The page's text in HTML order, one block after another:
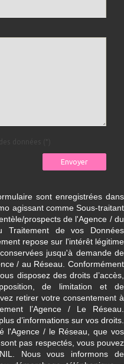
Envoyer
sont enregistrées dans
agissant comme Sous-traitant
prospects de l'Agence / du
Traitement de vos Données
repose sur l'intérêt légitime
jusqu'à demande de
/ au Réseau. Conformément
disposez des droits d’accès,
de limitation et de
retirer votre consentement à
l’Agence / Le Réseau.
d’informations sur vos droits.
l'Agence / le Réseau, que vos
pas respectés, vous pouvez
Nous vous informons de